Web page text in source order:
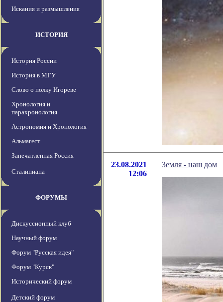
Искания и размышления
ИСТОРИЯ
История России
История в МГУ
Слово о полку Игореве
Хронология и
парахронология
Астрономия и Хронология
Альмагест
Запечатленная Россия
Сталиниана
ФОРУМЫ
Дискуссионный клуб
Научный форум
Форум "Русская идея"
Форум "Курск"
Исторический форум
Детский форум
23.08.2021
12:06
Земля - наш дом